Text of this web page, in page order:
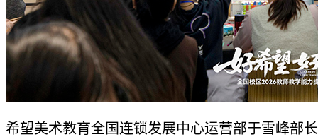
希望美术教育全国连锁发展中心运营部于雪峰部